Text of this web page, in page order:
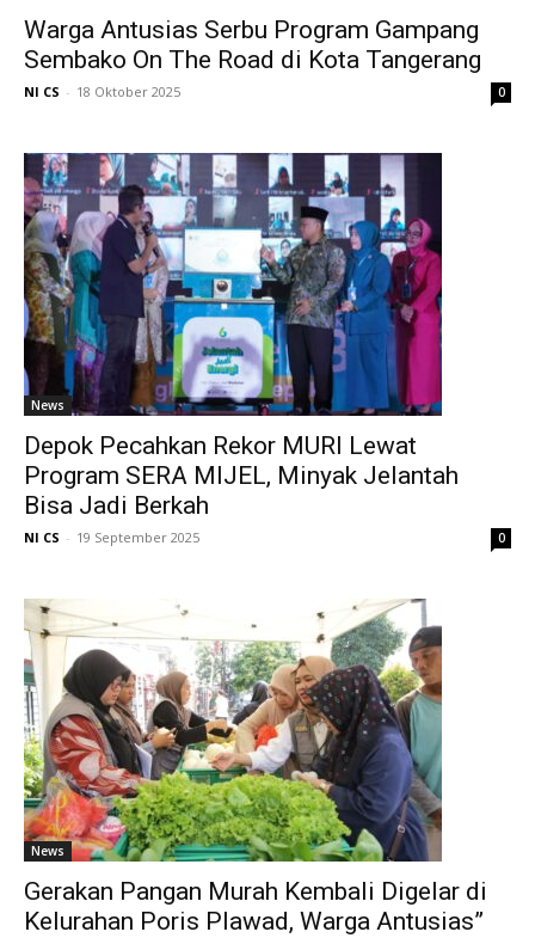
Warga Antusias Serbu Program Gampang
Sembako On The Road di Kota Tangerang
NI CS - 18 Oktober 2025 0
News
Depok Pecahkan Rekor MURI Lewat
Program SERA MIJEL, Minyak Jelantah
Bisa Jadi Berkah
NI CS - 19 September 2025 0
News
Gerakan Pangan Murah Kembali Digelar di
Kelurahan Poris Plawad, Warga Antusias”